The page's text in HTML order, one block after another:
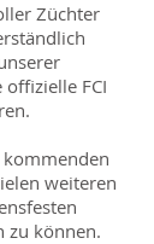
Züchter
FCI
weiteren
zu können.